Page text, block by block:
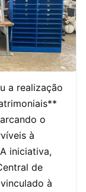
a realização
o
à
iniciativa,
de
à